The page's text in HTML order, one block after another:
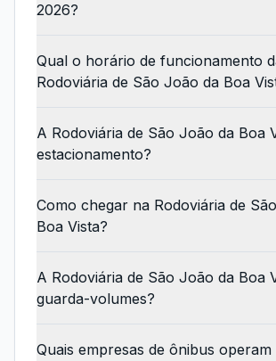
2026?
Qual o horário de funcionamento
Rodoviária de São João da Boa
A Rodoviária de São João da Boa
estacionamento?
Como chegar na Rodoviária de
Boa Vista?
A Rodoviária de São João da Boa
guarda-volumes?
Quais empresas de ônibus operam